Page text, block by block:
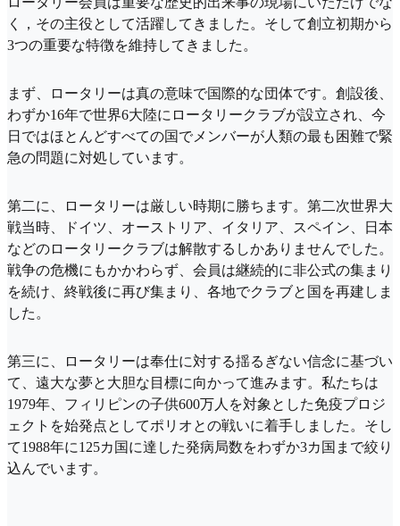
く，その主役として活躍してきました。そして創立初期から
3つの重要な特徴を維持してきました。
まず、ロータリーは真の意味で国際的な団体です。創設後、
わずか16年で世界6大陸にロータリークラブが設立され、今
日ではほとんどすべての国でメンバーが人類の最も困難で緊
急の問題に対処しています。
第二に、ロータリーは厳しい時期に勝ちます。第二次世界大
戦当時、ドイツ、オーストリア、イタリア、スペイン、日本
などのロータリークラブは解散するしかありませんでした。
戦争の危機にもかかわらず、会員は継続的に非公式の集まり
を続け、終戦後に再び集まり、各地でクラブと国を再建しま
した。
第三に、ロータリーは奉仕に対する揺るぎない信念に基づい
て、遠大な夢と大胆な目標に向かって進みます。私たちは
1979年、フィリピンの子供600万人を対象とした免疫プロジ
ェクトを始発点としてポリオとの戦いに着手しました。そし
て1988年に125カ国に達した発病局数をわずか3カ国まで絞り
込んでいます。